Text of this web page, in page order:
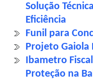
Solução
Eficiência
Funil para
Projeto Gaiola
Ibametro
Proteção na